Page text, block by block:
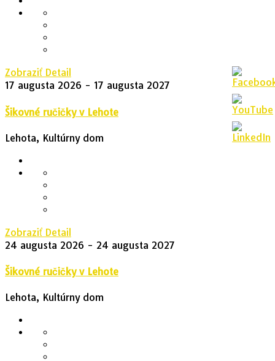
Zobraziť Detail
17 augusta 2026 - 17 augusta 2027
Šikovné ručičky v Lehote
Lehota, Kultúrny dom
Zobraziť Detail
24 augusta 2026 - 24 augusta 2027
Šikovné ručičky v Lehote
Lehota, Kultúrny dom